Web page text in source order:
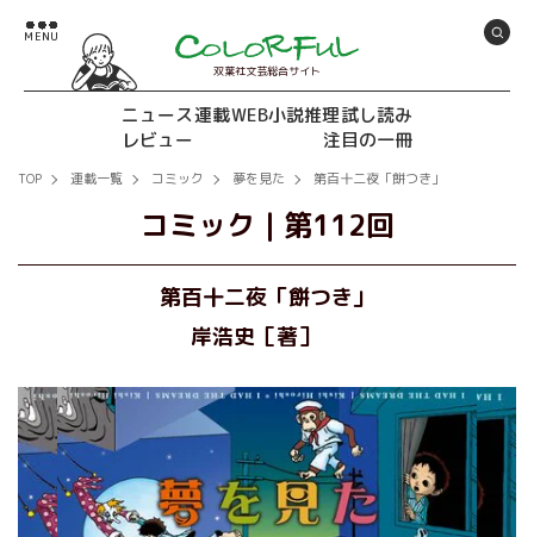
双葉社文芸総合サイト
ニュース連載WEB小説推理試し読み
レビュー
注目の一冊
TOP 連載一覧 コミック 夢を見た 第百十二夜「餅つき」
コミック ｜ 第112回
第百十二夜「餅つき」
岸浩史［著］